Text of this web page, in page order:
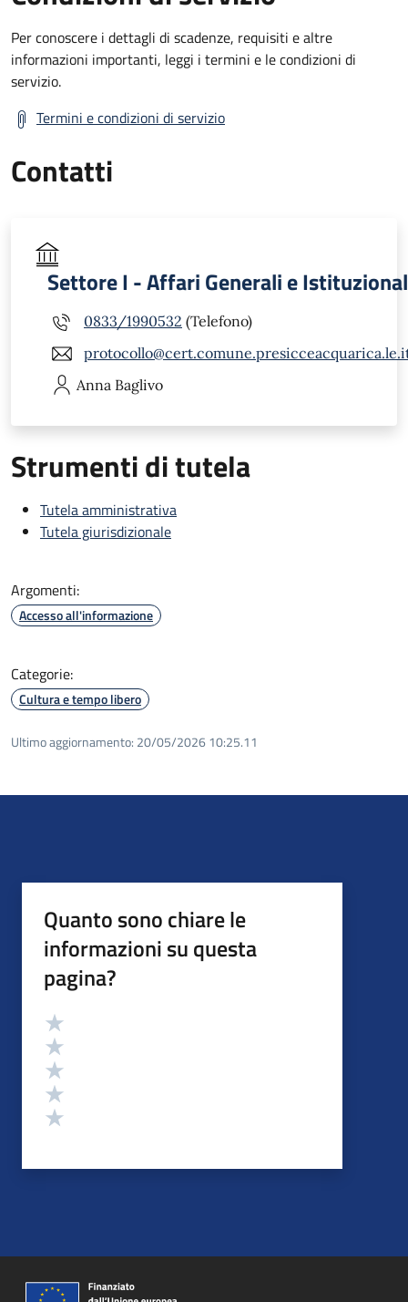
Per conoscere i dettagli di scadenze, requisiti e altre
informazioni importanti, leggi i termini e le condizioni di
servizio.
Termini e condizioni di servizio
Contatti
Settore I - Affari Generali e
0833/1990532 (Telefono)
Anna Baglivo
Strumenti di tutela
Tutela amministrativa
Tutela giurisdizionale
Argomenti:
Accesso all'informazione
Categorie:
Cultura e tempo libero
Ultimo aggiornamento: 20/05/2026 10:25.11
Quanto sono chiare le
informazioni su questa
pagina?
Valutazione